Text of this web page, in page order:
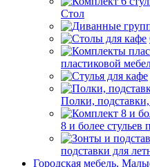
Стол
пластиковой
Полки,
8 и более стульев
подставки для
Городская мебель.